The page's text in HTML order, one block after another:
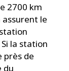
2700 km
le
la station
près de
du